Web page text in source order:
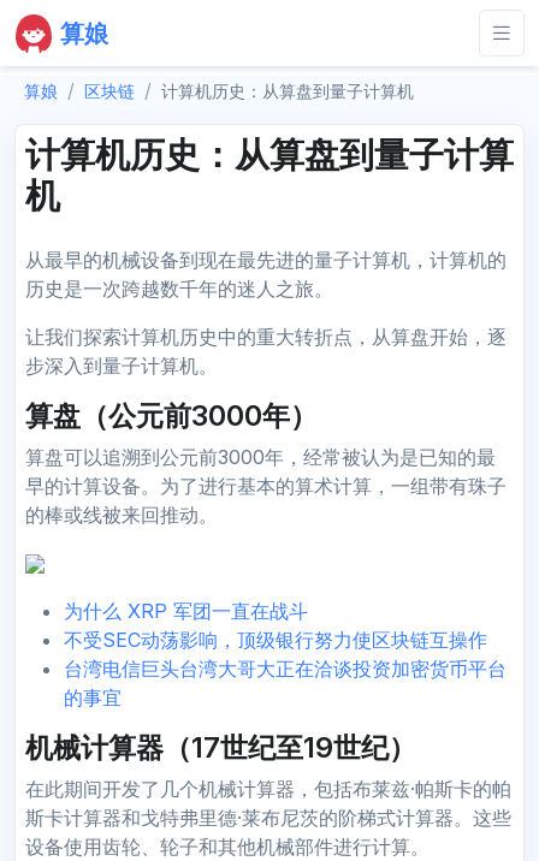
算娘
算娘 区块链 计算机历史：从算盘到量子计算机
计算机历史：从算盘到量子计算
机
从最早的机械设备到现在最先进的量子计算机，计算机的
历史是一次跨越数千年的迷人之旅。
让我们探索计算机历史中的重大转折点，从算盘开始，逐
步深入到量子计算机。
算盘（公元前3000年）
算盘可以追溯到公元前3000年，经常被认为是已知的最
早的计算设备。为了进行基本的算术计算，一组带有珠子
的棒或线被来回推动。
为什么 XRP 军团一直在战斗
不受SEC动荡影响，顶级银行努力使区块链互操作
台湾电信巨头台湾大哥大正在洽谈投资加密货币平台
的事宜
机械计算器（17世纪至19世纪）
在此期间开发了几个机械计算器，包括布莱兹·帕斯卡的帕
斯卡计算器和戈特弗里德·莱布尼茨的阶梯式计算器。这些
设备使用齿轮、轮子和其他机械部件进行计算。